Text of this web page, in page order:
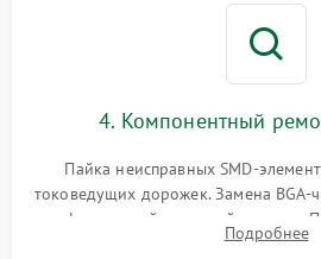
4. Компонентный
Пайка неисправных SMD-
токоведущих дорожек. Замена BGA-
инфракрасной паяльной станции.
BIOS или заменаПодробнее